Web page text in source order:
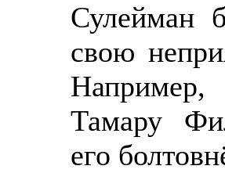
Сулейман
свою
Тамару
его